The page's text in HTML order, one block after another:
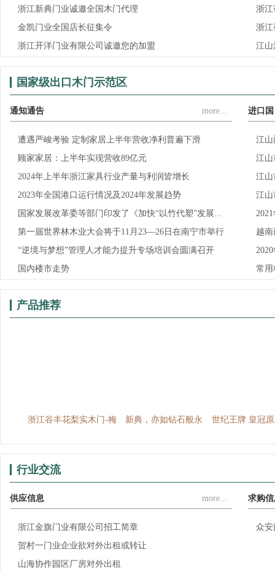
浙江新典门业诚邀全国木门代理
金凯门业全国店长征集令
浙江开洋门业有限公司诚邀您的加盟
浙江
浙江
江山
国家级出口木门示范区
通知通告 more...
遭遇严峻考验 定制家居上半年营收净利普遍下滑
顾家家居：上半年实现营收89亿元
2024年上半年浙江家具行业产量与利润皆增长
2023年全国港口运行情况及2024年发展趋势
国家发展改革委等部门印发了《加快“以竹代塑”发展...
第一届世界林木业大会将于11月23—26日在南宁市举行
“逆境与梦想”管理人才能力提升专场培训会圆满召开
国内楼市走势
进口
江山
江山
江山
江山
越
常用
产品推荐
浙江谷丰花梨实木门-梅
新典，亦如钻石般永
世纪王牌 皇冠
行业交流
供应信息 more...
浙江金旗门业有限公司招工简章
贺村一门业企业欲对外出租或转让
山海协作园区厂房对外出租
求购
众安